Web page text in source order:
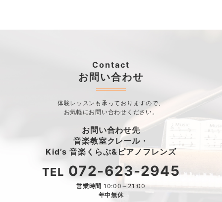
Contact
お問い合わせ
体験レッスンも承っておりますので、
お気軽にお問い合わせください。
お問い合わせ先
音楽教室クレール・
Kid’s 音楽くらぶ&ピアノフレンズ
TEL 072-623-2945
営業時間 10:00～21:00
年中無休